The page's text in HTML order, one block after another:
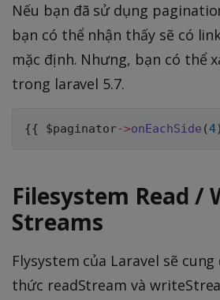
Nếu bạn đã sử dụng
bạn có thể nhận thấy sẽ có
mặc định. Nhưng, bạn có thể
trong laravel 5.7.
{{ $paginator->onEachSide (4)
Filesystem Read /
Streams
Flysystem của Laravel sẽ
thức readStream và